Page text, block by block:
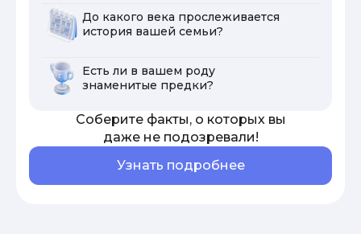
До какого века прослеживается
история вашей семьи?
Есть ли в вашем роду
знаменитые предки?
Соберите факты, о которых вы
даже не подозревали!
Узнать подробнее